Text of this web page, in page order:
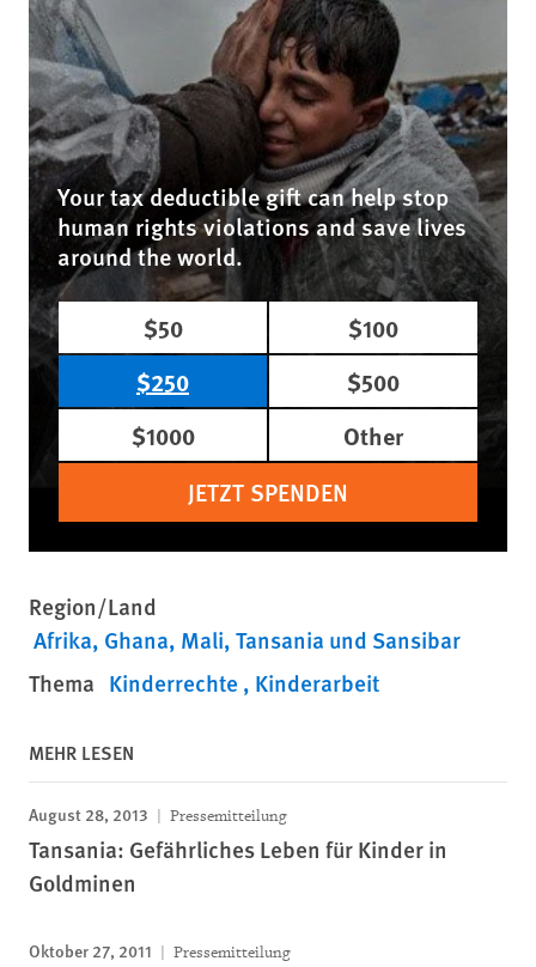
Your tax deductible gift can help stop
human rights violations and save lives
around the world.
$50
$100
$250
$500
$1000
Other
JETZT SPENDEN
Region/Land
Afrika Ghana Mali Tansania und Sansibar
Thema Kinderrechte Kinderarbeit
MEHR LESEN
August 28, 2013 Pressemitteilung
Tansania: Gefährliches Leben für Kinder in
Goldminen
Oktober 27, 2011 Pressemitteilung